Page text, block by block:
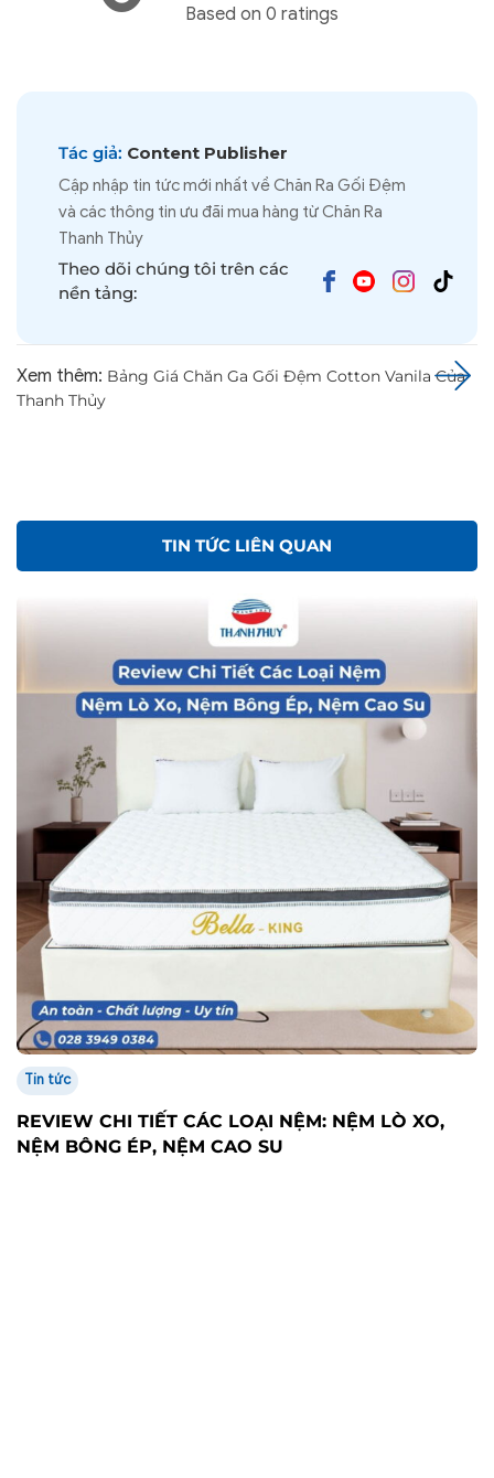
Based on 0 ratings
Tác giả: Content Publisher
Cập nhập tin tức mới nhất về Chăn Ra Gối Đệm
và các thông tin ưu đãi mua hàng từ Chăn Ra
Thanh Thủy
Theo dõi chúng tôi trên các
nền tảng:
Xem thêm: Bảng Giá Chăn Ga Gối Đệm Cotton Vanila Của
Thanh Thủy
TIN TỨC LIÊN QUAN
Tin tức
REVIEW CHI TIẾT CÁC LOẠI NỆM: NỆM LÒ XO,
NỆM BÔNG ÉP, NỆM CAO SU